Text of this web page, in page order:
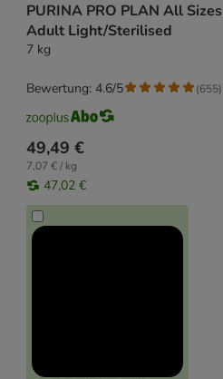
PURINA PRO PLAN All Sizes
Adult Light/Sterilised
7 kg
49,49 €
7,07 € / kg
47,02 €
Bewertung: 4.6/5 (655)